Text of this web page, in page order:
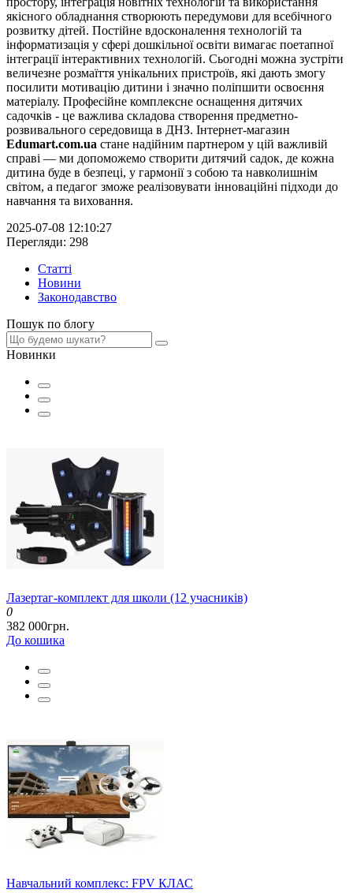
якісного обладнання створюють передумови для всебічного
розвитку дітей. Постійне вдосконалення технологій та
інформатизація у сфері дошкільної освіти вимагає поетапної
інтеграції інтерактивних технологій. Сьогодні можна зустріти
величезне розмаїття унікальних пристроїв, які дають змогу
посилити мотивацію дитини і значно поліпшити освоєння
матеріалу. Професійне комплексне оснащення дитячих
садочків - це важлива складова створення предметно-
розвивального середовища в ДНЗ. Інтернет-магазин
Edumart.com.ua стане надійним партнером у цій важливій
справі — ми допоможемо створити дитячий садок, де кожна
дитина буде в безпеці, у гармонії з собою та навколишнім
світом, а педагог зможе реалізовувати інноваційні підходи до
навчання та виховання.
2025-07-08 12:10:27
Перегляди: 298
Статті
Новини
Законодавство
Пошук по блогу
Новинки
Лазертаг-комплект для школи (12 учасників)
0
382 000грн.
До кошика
Навчальний комплекс: FPV КЛАС